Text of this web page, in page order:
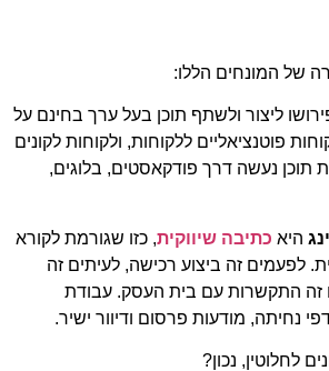
של המונחים הללו:
ליצור ולשתף תוכן בעל ערך בחינם על
פוטנציאליים ללקוחות, ולקוחות לקונים
תוכן נעשה דרך פודקאסטים, בלוגים,
היא כתיבה שיווקית, כזו שגורמת לקורא
לפעמים זה ביצוע רכישה, לעיתים זה
זה התקשרות עם בית העסק. עבודת
נחיתה, מודעות פרסום ודיוור ישיר.